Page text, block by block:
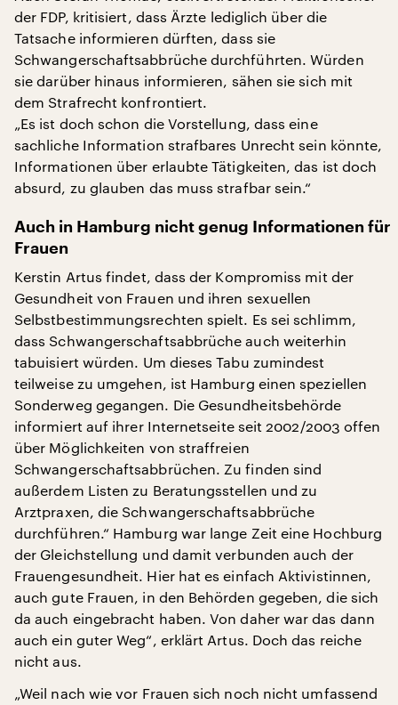
der FDP, kritisiert, dass Ärzte lediglich über die
Tatsache informieren dürften, dass sie
Schwangerschaftsabbrüche durchführten. Würden
sie darüber hinaus informieren, sähen sie sich mit
dem Strafrecht konfrontiert.
„Es ist doch schon die Vorstellung, dass eine
sachliche Information strafbares Unrecht sein könnte,
Informationen über erlaubte Tätigkeiten, das ist doch
absurd, zu glauben das muss strafbar sein.“
Auch in Hamburg nicht genug Informationen für
Frauen
Kerstin Artus findet, dass der Kompromiss mit der
Gesundheit von Frauen und ihren sexuellen
Selbstbestimmungsrechten spielt. Es sei schlimm,
dass Schwangerschaftsabbrüche auch weiterhin
tabuisiert würden. Um dieses Tabu zumindest
teilweise zu umgehen, ist Hamburg einen speziellen
Sonderweg gegangen. Die Gesundheitsbehörde
informiert auf ihrer Internetseite seit 2002/2003 offen
über Möglichkeiten von straffreien
Schwangerschaftsabbrüchen. Zu finden sind
außerdem Listen zu Beratungsstellen und zu
Arztpraxen, die Schwangerschaftsabbrüche
durchführen.“ Hamburg war lange Zeit eine Hochburg
der Gleichstellung und damit verbunden auch der
Frauengesundheit. Hier hat es einfach Aktivistinnen,
auch gute Frauen, in den Behörden gegeben, die sich
da auch eingebracht haben. Von daher war das dann
auch ein guter Weg“, erklärt Artus. Doch das reiche
nicht aus.
„Weil nach wie vor Frauen sich noch nicht umfassend